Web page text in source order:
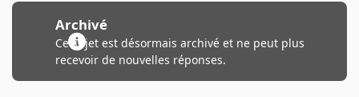
Archivé
Ce sujet est désormais archivé et ne peut plus
recevoir de nouvelles réponses.